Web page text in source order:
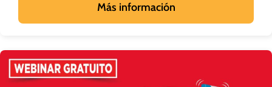
Más información